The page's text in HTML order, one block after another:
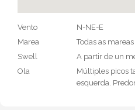
Vento
N-NE-E
Marea
Todas as mareas
Swell
A partir de un
Ola
Múltiples picos
esquerda.